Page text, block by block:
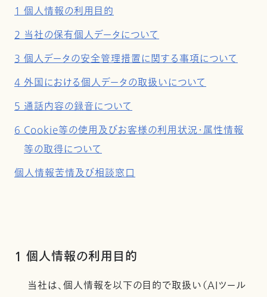
1 個人情報の利用目的
2 当社の保有個人データについて
3 個人データの安全管理措置に関する事項について
4 外国における個人データの取扱いについて
5 通話内容の録音について
6 Cookie等の使用及びお客様の利用状況・属性情報
等の取得について
個人情報苦情及び相談窓口
1 個人情報の利用目的
当社は、個人情報を以下の目的で取扱い（AIツール